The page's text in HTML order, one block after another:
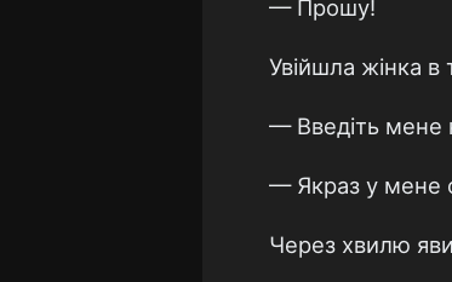
— Прошу!
Увійшла жінка в
— Введіть мене
— Якраз у мене
Через хвилю